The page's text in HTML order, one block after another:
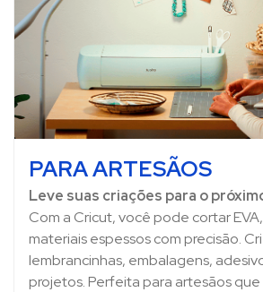
PARA ARTESÃOS
Leve suas criações para o
Com a Cricut, você pode cortar
materiais espessos com precisão.
lembrancinhas, embalagens,
projetos. Perfeita para artesãos